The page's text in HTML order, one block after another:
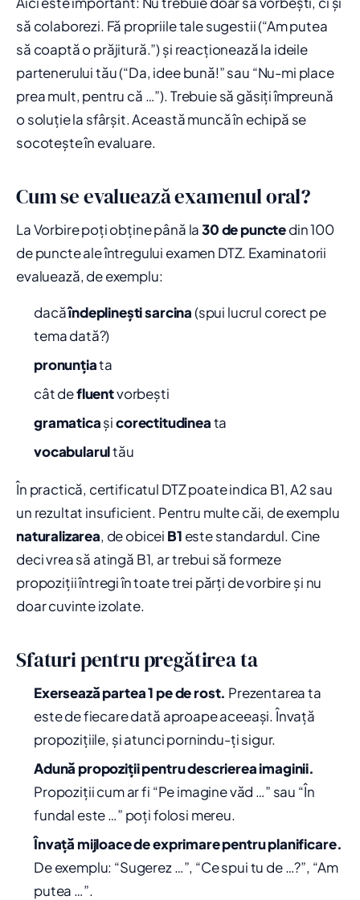
să colaborezi. Fă propriile tale sugestii (“Am putea
să coaptă o prăjitură.”) și reacționează la ideile
partenerului tău (“Da, idee bună!” sau “Nu-mi place
prea mult, pentru că …”). Trebuie să găsiți împreună
o soluție la sfârșit. Această muncă în echipă se
socotește în evaluare.
Cum se evaluează examenul oral?
La Vorbire poți obține până la30 de punctedin 100
de puncte ale întregului examen DTZ. Examinatorii
evaluează, de exemplu:
dacăîndeplinești sarcina(spui lucrul corect pe
tema dată?)
pronunțiata
cât defluentvorbești
gramaticașicorectitudineata
vocabularultău
În practică, certificatul DTZ poate indica B1, A2 sau
un rezultat insuficient. Pentru multe căi, de exemplu
naturalizarea, de obicei B1 este standardul. Cine
deci vrea să atingă B1, ar trebui să formeze
propoziții întregi în toate trei părți de vorbire și nu
doar cuvinte izolate.
Sfaturi pentru pregătirea ta
Exersează partea 1 pe de rost. Prezentarea ta
este de fiecare dată aproape aceeași. Învață
propozițiile, și atunci pornindu-ți sigur.
Adună propoziții pentru descrierea imaginii.
Propoziții cum ar fi “Pe imagine văd …” sau “În
fundal este …” poți folosi mereu.
Învață mijloace de exprimare pentru planificare.
De exemplu: “Sugerez …”, “Ce spui tu de …?”, “Am
putea …”.